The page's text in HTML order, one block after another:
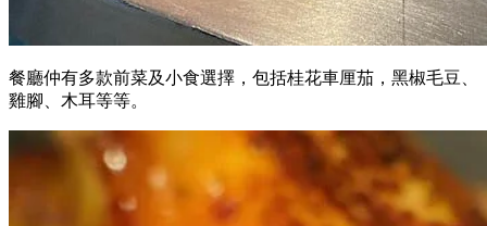
餐廳仲有多款前菜及小食選擇，包括桂花車厘茄，黑椒毛豆、
雞腳、木耳等等。